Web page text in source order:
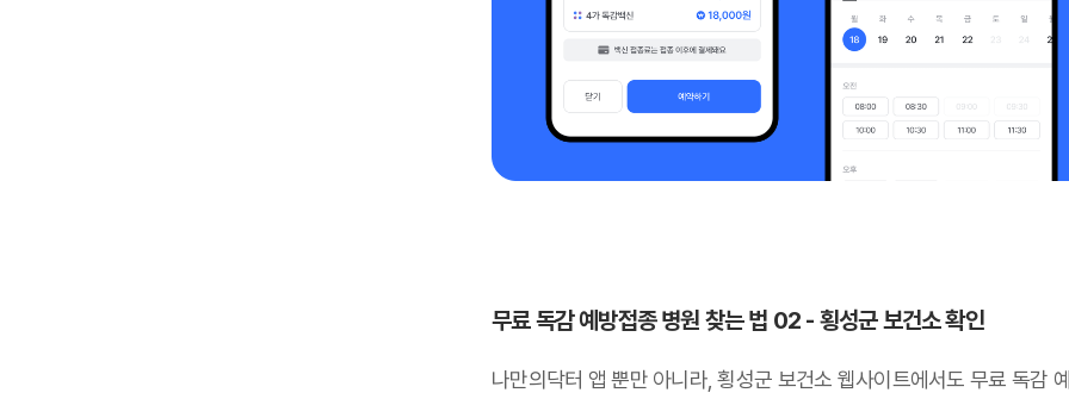
무료 독감 예방접종 병원 찾는 법 02 - 횡성군 보건소 확인
나만의닥터 앱 뿐만 아니라, 횡성군 보건소 웹사이트에서도 무료 독감